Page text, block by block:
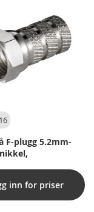
F-plugg 5.2mm-
inn for priser